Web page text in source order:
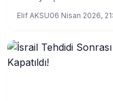
Elif AKSU06 Nisan 2026,